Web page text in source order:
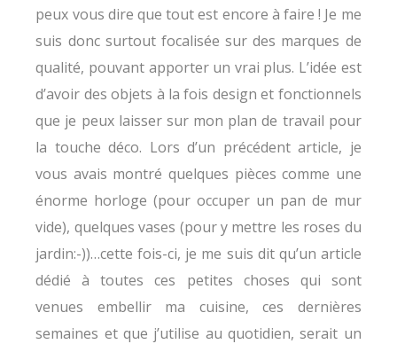
peux vous dire que tout est encore à faire ! Je me
suis donc surtout focalisée sur des marques de
qualité, pouvant apporter un vrai plus. L’idée est
d’avoir des objets à la fois design et fonctionnels
que je peux laisser sur mon plan de travail pour
la touche déco. Lors d’un précédent article, je
vous avais montré quelques pièces comme une
énorme horloge (pour occuper un pan de mur
vide), quelques vases (pour y mettre les roses du
jardin:-))…cette fois-ci, je me suis dit qu’un article
dédié à toutes ces petites choses qui sont
venues embellir ma cuisine, ces dernières
semaines et que j’utilise au quotidien, serait un